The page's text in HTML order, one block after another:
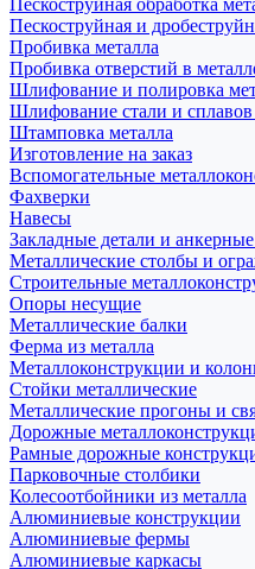
Пескоструйная обработка
Пескоструйная и
Пробивка металла
Пробивка отверстий в
Шлифование и полировка
Шлифование стали и сплавов
Штамповка металла
Изготовление на заказ
Вспомогательные
Фахверки
Навесы
Закладные детали и
Металлические столбы и
Строительные
Опоры несущие
Металлические балки
Ферма из металла
Металлоконструкции и
Стойки металлические
Металлические прогоны и
Дорожные
Рамные дорожные
Парковочные столбики
Колесоотбойники из металла
Алюминиевые конструкции
Алюминиевые фермы
Алюминиевые каркасы